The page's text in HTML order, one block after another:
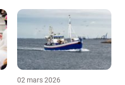
02 mars 2026